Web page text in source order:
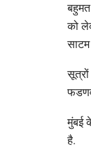
को
मुंबई
है.